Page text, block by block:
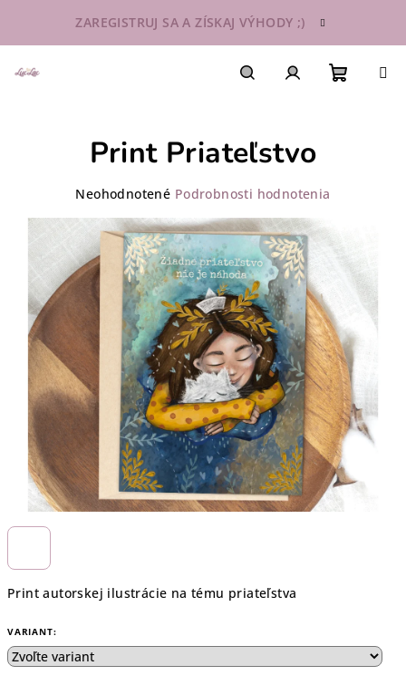
obsah
ZAREGISTRUJ SA A ZÍSKAJ VÝHODY ;)
Print autorskej ilustrácie na tému priateľstva
VARIANT:
Print Priateľstvo
Priemerné
produktu
je
0,0
z
hviezdičiek.
Neohodnotené Podrobnosti hodnotenia